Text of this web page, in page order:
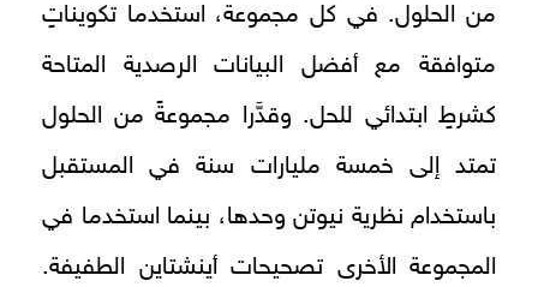
من الحلول. في كل مجموعة، استخدما تكويناتٍ
متوافقة مع أفضل البيانات الرصدية المتاحة
كشرطٍ ابتدائي للحل. وقدَّرا مجموعةً من الحلول
تمتد إلى خمسة مليارات سنة في المستقبل
باستخدام نظرية نيوتن وحدها، بينما استخدما في
المجموعة الأخرى تصحيحات أينشتاين الطفيفة.